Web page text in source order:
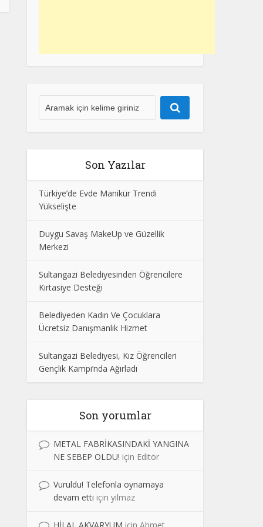
Son Yazılar
Türkiye’de Evde Manikür Trendi
Yükselişte
Duygu Savaş MakeUp ve Güzellik
Merkezi
Sultangazi Belediyesinden Öğrencilere
Kırtasiye Desteği
Belediyeden Kadın Ve Çocuklara
Ücretsiz Danışmanlık Hizmet
Sultangazi Belediyesi, Kız Öğrencileri
Gençlik Kampı’nda Ağırladı
Son yorumlar
METAL FABRİKASINDAKİ YANGINA
NE SEBEP OLDU! için Editör
Vuruldu! Telefonla oynamaya
devam etti için yilmaz